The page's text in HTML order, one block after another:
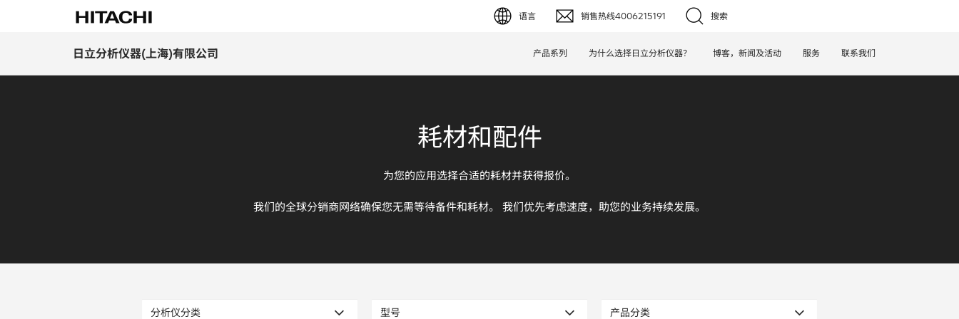
语言
English (EN)
日本語 (JP)
销售热线4006215191 搜索
日立分析仪器(上海)有限公司 产品系列 为什么选择日立分析仪器？ 博客，新闻及活动 服务 联系我们
耗材和配件
为您的应用选择合适的耗材并获得报价。
我们的全球分销商网络确保您无需等待备件和耗材。 我们优先考虑速度，助您的业务持续发展。
分析仪分类 型号 产品分类